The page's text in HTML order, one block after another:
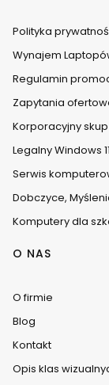
Polityka
Wynajem
Regulamin promocji
Zapytania
Korporacyjny
Legalny Windows 11
Serwis
Dobczyce,
Komputery dla
O NAS
O firmie
Blog
Kontakt
Opis klas